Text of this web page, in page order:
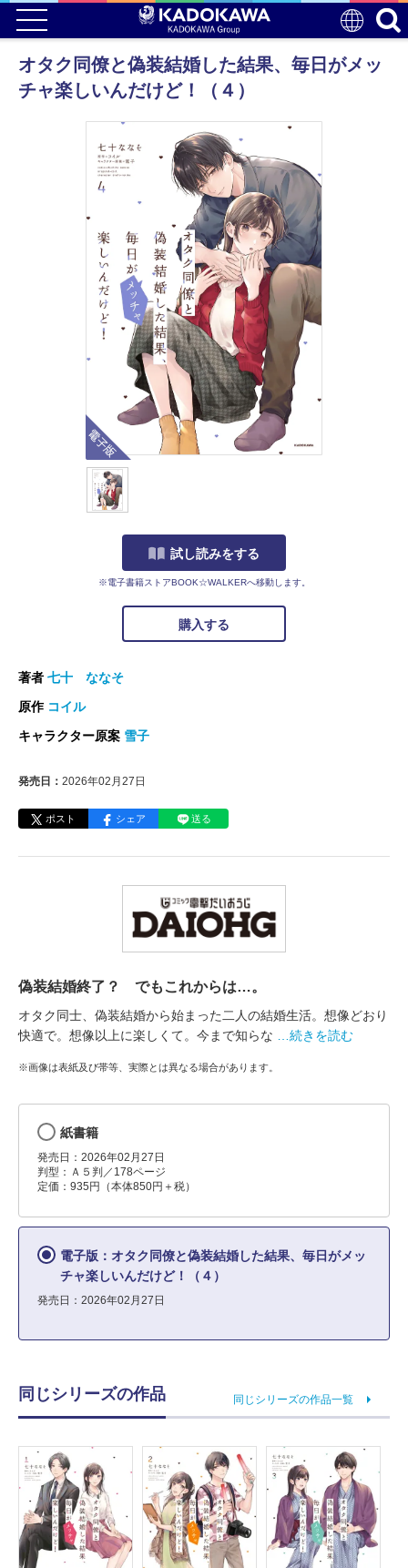
オタク同僚と偽装結婚した結果、毎日がメッ
チャ楽しいんだけど！（４）
電子版
試し読みをする
※電子書籍ストアBOOK☆WALKERへ移動します。
購入する
著者 七十 ななそ
原作 コイル
キャラクター原案 雪子
発売日： 2026年02月27日
ポスト シェア 送る
偽装結婚終了？ でもこれからは…。
オタク同士、偽装結婚から始まった二人の結婚生活。想像どおり
快適で。想像以上に楽しくて。今まで知らな
…続きを読む
※画像は表紙及び帯等、実際とは異なる場合があります。
紙書籍
発売日：2026年02月27日
判型：Ａ５判／178ページ
定価：935円（本体850円＋税）
電子版：オタク同僚と偽装結婚した結果、毎日がメッ
チャ楽しいんだけど！（４）
発売日：2026年02月27日
同じシリーズの作品 同じシリーズの作品一覧